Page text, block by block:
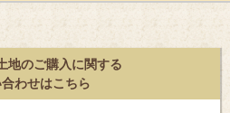
地のご購入に関する
わせはこちら